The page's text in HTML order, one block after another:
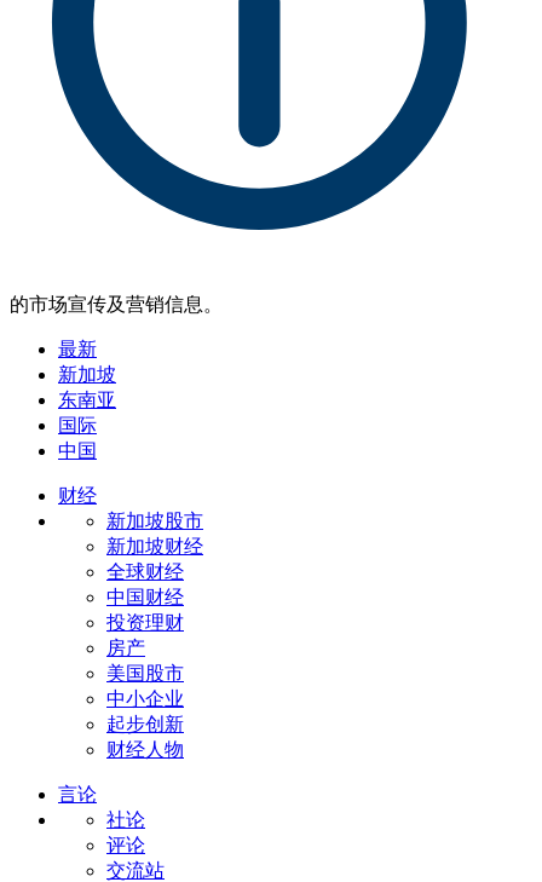
的市场宣传及营销信息。
最新
新加坡
东南亚
国际
中国
财经
新加坡股市
新加坡财经
全球财经
中国财经
投资理财
房产
美国股市
中小企业
起步创新
财经人物
言论
社论
评论
交流站